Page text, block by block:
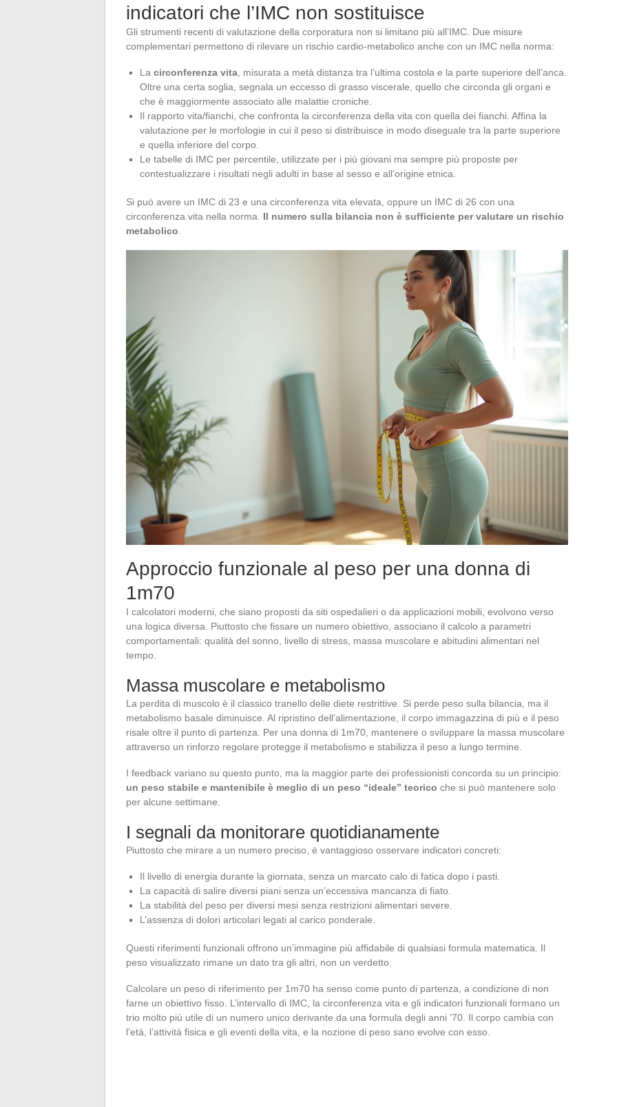
indicatori che l’IMC non sostituisce
Gli strumenti recenti di valutazione della corporatura non si limitano più all’IMC. Due misure
complementari permettono di rilevare un rischio cardio-metabolico anche con un IMC nella norma:
La circonferenza vita , misurata a metà distanza tra l’ultima costola e la parte superiore dell’anca.
Oltre una certa soglia, segnala un eccesso di grasso viscerale, quello che circonda gli organi e
che è maggiormente associato alle malattie croniche.
Il rapporto vita/fianchi, che confronta la circonferenza della vita con quella dei fianchi. Affina la
valutazione per le morfologie in cui il peso si distribuisce in modo diseguale tra la parte superiore
e quella inferiore del corpo.
Le tabelle di IMC per percentile, utilizzate per i più giovani ma sempre più proposte per
contestualizzare i risultati negli adulti in base al sesso e all’origine etnica.
Si può avere un IMC di 23 e una circonferenza vita elevata, oppure un IMC di 26 con una
circonferenza vita nella norma. Il numero sulla bilancia non è sufficiente per valutare un rischio
metabolico
Approccio funzionale al peso per una donna di
1m70
I calcolatori moderni, che siano proposti da siti ospedalieri o da applicazioni mobili, evolvono verso
una logica diversa. Piuttosto che fissare un numero obiettivo, associano il calcolo a parametri
comportamentali: qualità del sonno, livello di stress, massa muscolare e abitudini alimentari nel
tempo.
Massa muscolare e metabolismo
La perdita di muscolo è il classico tranello delle diete restrittive. Si perde peso sulla bilancia, ma il
metabolismo basale diminuisce. Al ripristino dell’alimentazione, il corpo immagazzina di più e il peso
risale oltre il punto di partenza. Per una donna di 1m70, mantenere o sviluppare la massa muscolare
attraverso un rinforzo regolare protegge il metabolismo e stabilizza il peso a lungo termine.
I feedback variano su questo punto, ma la maggior parte dei professionisti concorda su un principio:
un peso stabile e mantenibile è meglio di un peso “ideale” teorico che si può mantenere solo
per alcune settimane.
I segnali da monitorare quotidianamente
Piuttosto che mirare a un numero preciso, è vantaggioso osservare indicatori concreti:
Il livello di energia durante la giornata, senza un marcato calo di fatica dopo i pasti.
La capacità di salire diversi piani senza un’eccessiva mancanza di fiato.
La stabilità del peso per diversi mesi senza restrizioni alimentari severe.
L’assenza di dolori articolari legati al carico ponderale.
Questi riferimenti funzionali offrono un’immagine più affidabile di qualsiasi formula matematica. Il
peso visualizzato rimane un dato tra gli altri, non un verdetto.
Calcolare un peso di riferimento per 1m70 ha senso come punto di partenza, a condizione di non
farne un obiettivo fisso. L’intervallo di IMC, la circonferenza vita e gli indicatori funzionali formano un
trio molto più utile di un numero unico derivante da una formula degli anni ’70. Il corpo cambia con
l’età, l’attività fisica e gli eventi della vita, e la nozione di peso sano evolve con esso.